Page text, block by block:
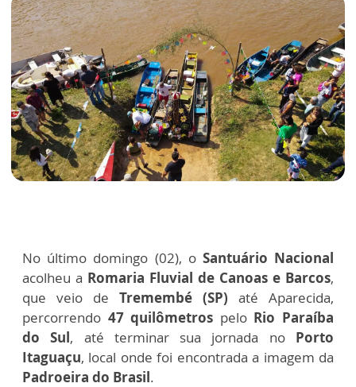
No último domingo (02), o Santuário Nacional
acolheu a Romaria Fluvial de Canoas e Barcos,
que veio de Tremembé (SP) até Aparecida,
percorrendo 47 quilômetros peloRio Paraíba
do Sul, até terminar sua jornada no Porto
Itaguaçu, local onde foi encontrada a imagem da
Padroeira do Brasil.